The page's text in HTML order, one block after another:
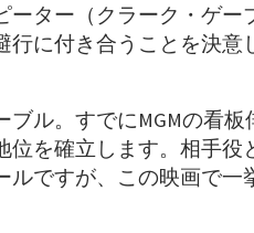
ター（クラーク・ゲー
に付き合うことを決意
ル。すでにMGMの看
を確立します。相手役
ですが、この映画で一